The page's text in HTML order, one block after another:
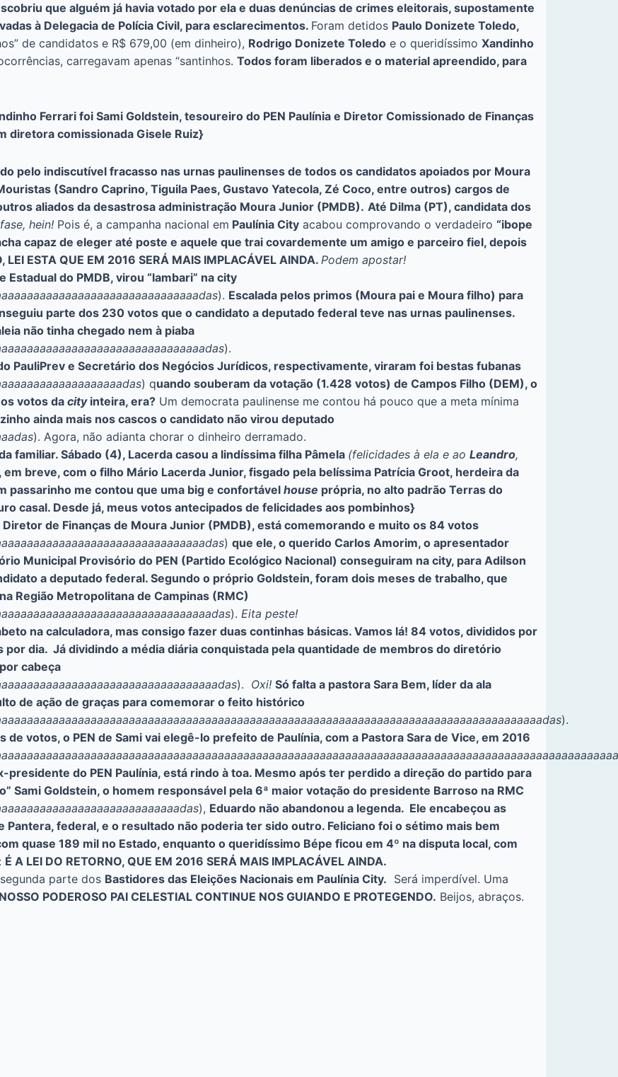
que alguém já havia votado por ela e duas denúncias de crimes eleitorais, supostamente
à Delegacia de Polícia Civil, para esclarecimentos. Foram detidos Paulo Donizete Toledo,
de candidatos e R$ 679,00 (em dinheiro), Rodrigo Donizete Toledo e o queridíssimo Xandinho
carregavam apenas “santinhos. Todos foram liberados e o material apreendido, para
Ferrari foi Sami Goldstein, tesoureiro do PEN Paulínia e Diretor Comissionado de Finanças
diretora comissionada Gisele Ruiz}
pelo indiscutível fracasso nas urnas paulinenses de todos os candidatos apoiados por Moura
(Sandro Caprino, Tiguila Paes, Gustavo Yatecola, Zé Coco, entre outros) cargos de
aliados da desastrosa administração Moura Junior (PMDB). Até Dilma (PT), candidata dos
hein! Pois é, a campanha nacional em Paulínia City acabou comprovando o verdadeiro “ibope
capaz de eleger até poste e aquele que trai covardemente um amigo e parceiro fiel, depois
ESTA QUE EM 2016 SERÁ MAIS IMPLACÁVEL AINDA. Podem apostar!
Estadual do PMDB, virou “lambari” na city
). Escalada pelos primos (Moura pai e Moura filho) para
parte dos 230 votos que o candidato a deputado federal teve nas urnas paulinenses.
não tinha chegado nem à piaba
).
PauliPrev e Secretário dos Negócios Jurídicos, respectivamente, viraram foi bestas fubanas
) quando souberam da votação (1.428 votos) de Campos Filho (DEM), o
votos da cityinteira, era? Um democrata paulinense me contou há pouco que a meta mínima
ainda mais nos cascos o candidato não virou deputado
). Agora, não adianta chorar o dinheiro derramado.
familiar. Sábado (4), Lacerda casou a lindíssima filha Pâmela (felicidades à ela e ao Leandro,
breve, com o filho Mário Lacerda Junior, fisgado pela belíssima Patrícia Groot, herdeira da
passarinho me contou que uma big e confortável house própria, no alto padrão Terras do
casal. Desde já, meus votos antecipados de felicidades aos pombinhos}
de Finanças de Moura Junior (PMDB), está comemorando e muito os 84 votos
) que ele, o querido Carlos Amorim, o apresentador
Municipal Provisório do PEN (Partido Ecológico Nacional) conseguiram na city, para Adilson
a deputado federal. Segundo o próprio Goldstein, foram dois meses de trabalho, que
Região Metropolitana de Campinas (RMC)
). Eita peste!
na calculadora, mas consigo fazer duas continhas básicas. Vamos lá! 84 votos, divididos por
por dia. Já dividindo a média diária conquistada pela quantidade de membros do diretório
cabeça
). Oxi! Só falta a pastora Sara Bem, líder da ala
de ação de graças para comemorar o feito histórico
).
votos, o PEN de Sami vai elegê-lo prefeito de Paulínia, com a Pastora Sara de Vice, em 2016
presidente do PEN Paulínia, está rindo à toa. Mesmo após ter perdido a direção do partido para
Sami Goldstein, o homem responsável pela 6ª maior votação do presidente Barroso na RMC
), Eduardo não abandonou a legenda. Ele encabeçou as
Pantera, federal, e o resultado não poderia ter sido outro. Feliciano foi o sétimo mais bem
quase 189 mil no Estado, enquanto o queridíssimo Bépe ficou em 4º na disputa local, com
É A LEI DO RETORNO, QUE EM 2016 SERÁ MAIS IMPLACÁVEL AINDA.
parte dos Bastidores das Eleições Nacionais em Paulínia City. Será imperdível. Uma
NOSSO PODEROSO PAI CELESTIAL CONTINUE NOS GUIANDO E PROTEGENDO. Beijos, abraços.